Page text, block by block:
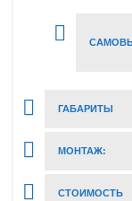
ГАБАРИТЫ
МОНТАЖ:
СТОИМОСТЬ